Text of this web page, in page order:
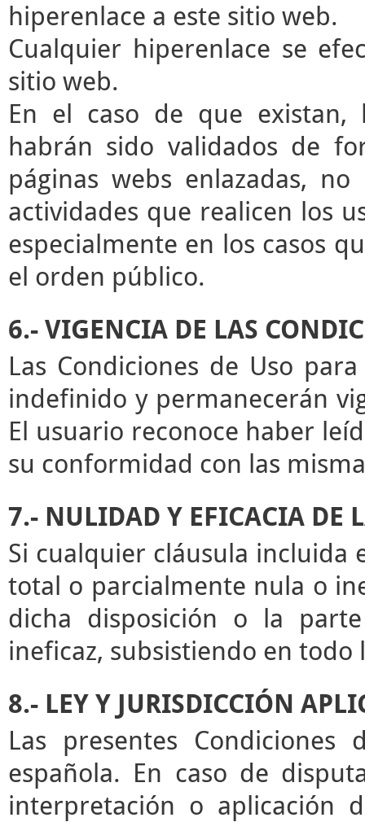
hiperenlace a este sitio web.
Cualquier hiperenlace se
sitio web.
En el caso de que existan,
habrán sido validados de
páginas webs enlazadas,
actividades que realicen los
especialmente en los casos
el orden público.
6.- VIGENCIA DE LAS
Las Condiciones de Uso
indefinido y permanecerán
El usuario reconoce haber
su conformidad con las
7.- NULIDAD Y EFICACIA DE
Si cualquier cláusula incluida
total o parcialmente nula o
dicha disposición o la
ineficaz, subsistiendo en todo
8.- LEY Y JURISDICCIÓN
Las presentes
española. En caso de
interpretación o aplicación